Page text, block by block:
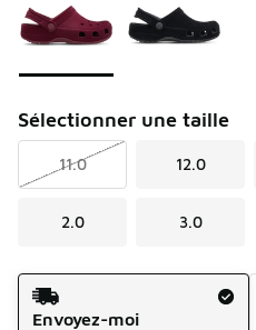
Sélectionner une taille
11.0 12.0
2.0 3.0
Méthode d’expédition
Envoyez-moi